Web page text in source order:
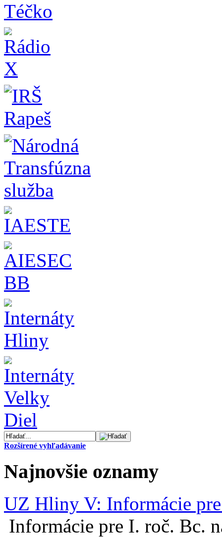
Rozšírené vyhľadávanie
Najnovšie oznamy
UZ Hliny V: Informácie
Informácie pre I. roč. Bc.